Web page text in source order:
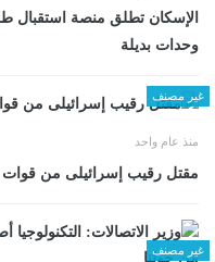
الإسكان تطلق منصة استقبال
وحدات بديلة
غير مصنف
منذ عام واحد
مقتل رقيب إسرائيلى من قوات
غير مصنف